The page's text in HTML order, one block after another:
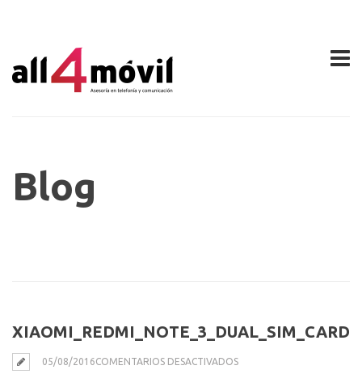
Blog
05/08/2016COMENTARIOS DESACTIVADOSEN